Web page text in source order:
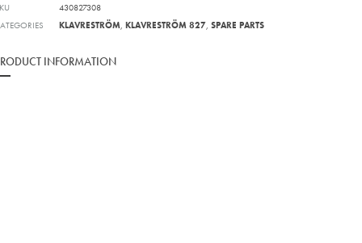
430827308
KLAVRESTRÖM ,KLAVRESTRÖM 827 ,SPARE PARTS
INFORMATION